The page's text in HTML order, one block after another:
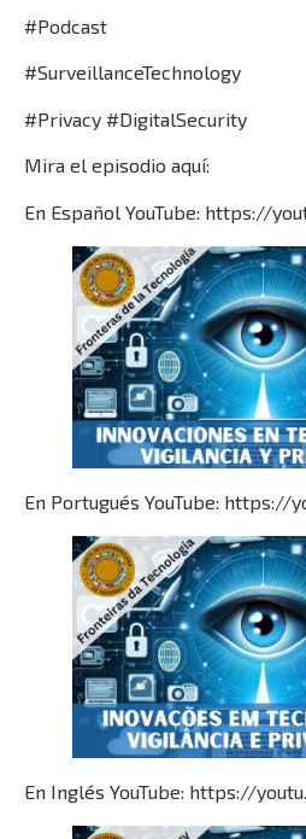
#Podcast
#SurveillanceTechnology
#Privacy #DigitalSecurity
Mira el episodio aquí:
En Español YouTube: https://
En Portugués YouTube: https://
En Inglés YouTube: https://